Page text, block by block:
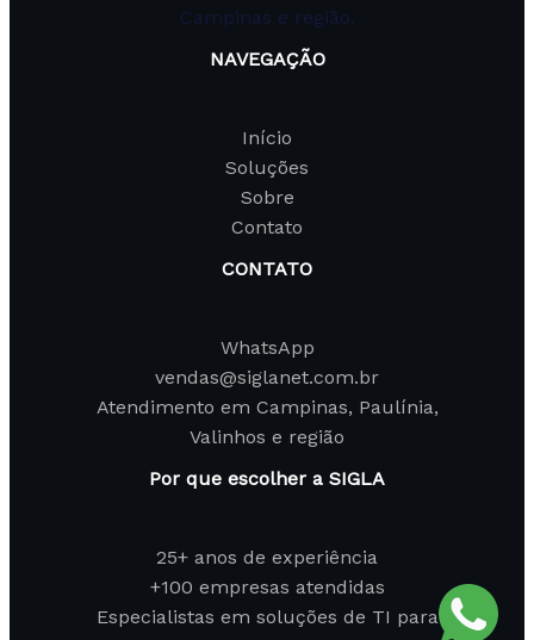
Campinas e região.
NAVEGAÇÃO
Início
Soluções
Sobre
Contato
CONTATO
WhatsApp
vendas@siglanet.com.br
Atendimento em Campinas, Paulínia,
Valinhos e região
Por que escolher a SIGLA
25+ anos de experiência
+100 empresas atendidas
Especialistas em soluções de TI para